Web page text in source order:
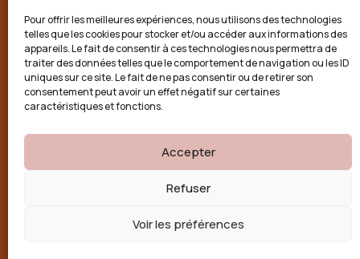
Pour offrir les meilleures expériences, nous utilisons des technologies
telles que les cookies pour stocker et/ou accéder aux informations des
appareils. Le fait de consentir à ces technologies nous permettra de
traiter des données telles que le comportement de navigation ou les ID
uniques sur ce site. Le fait de ne pas consentir ou de retirer son
consentement peut avoir un effet négatif sur certaines
caractéristiques et fonctions.
Accepter
Refuser
Voir les préférences
Politique de confidentialité
Conditions générales